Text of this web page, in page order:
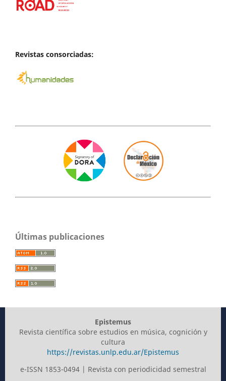
Revistas consorciadas:
Últimas publicaciones
Epistemus
Revista científica sobre estudios en música, cognición y
cultura
https://revistas.unlp.edu.ar/Epistemus
e-ISSN 1853-0494 | Revista con periodicidad semestral